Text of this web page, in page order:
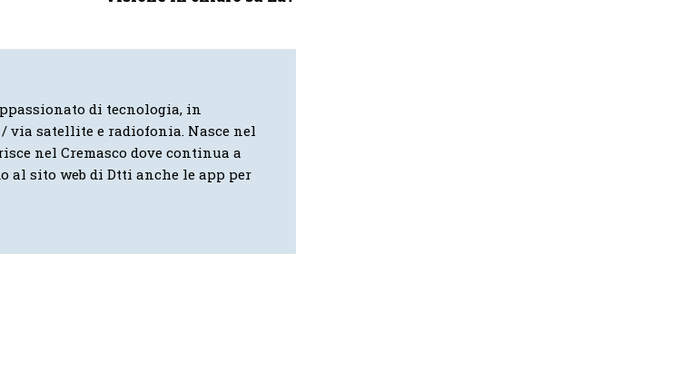
di tecnologia, in
satellite e radiofonia. Nasce nel
nel Cremasco dove continua a
al sito web di Dtti anche le app per